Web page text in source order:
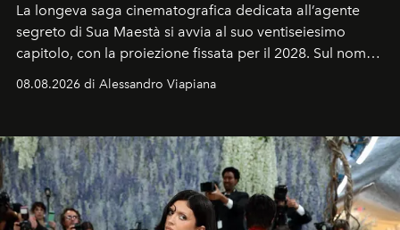
La longeva saga cinematografica dedicata all’agente
segreto di Sua Maestà si avvia al suo ventiseiesimo
capitolo, con la proiezione fissata per il 2028. Sul nome
Craig, però, regna ancora il più assoluto riserbo.
08.08.2026 di Alessandro Viapiana